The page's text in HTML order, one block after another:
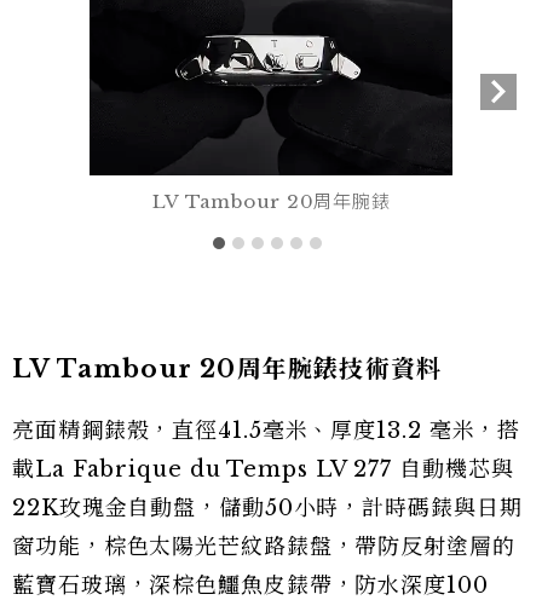
LV Tambour 20周年腕錶
LV Tambour 20周年腕錶技術資料
亮面精鋼錶殼，直徑41.5毫米、厚度13.2 毫米，搭
載La Fabrique du Temps LV 277 自動機芯與
22K玫瑰金自動盤，儲動50小時，計時碼錶與日期
窗功能，棕色太陽光芒紋路錶盤，帶防反射塗層的
藍寶石玻璃，深棕色鱷魚皮錶帶，防水深度100